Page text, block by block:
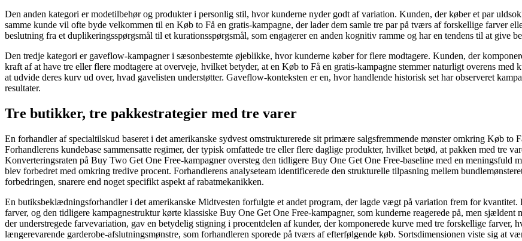
Den anden kategori er modetilbehør og produkter i personlig stil, hvor kunderne nyder godt af variation. Kunden, der køber et par
samme kunde vil ofte byde velkommen til en Køb to Få en gratis-kampagne, der lader dem samle tre par på tværs af forskellige farver
beslutning fra et duplikeringsspørgsmål til et kurationsspørgsmål, som engagerer en anden kognitiv ramme og har en tendens til at give
Den tredje kategori er gaveflow-kampagner i sæsonbestemte øjeblikke, hvor kunderne køber for flere modtagere. Kunden, der
kraft af at have tre eller flere modtagere at overveje, hvilket betyder, at en Køb to Få en gratis-kampagne stemmer naturligt overens
at udvide deres kurv ud over, hvad gavelisten understøtter. Gaveflow-konteksten er en, hvor handlende historisk set har observeret
resultater.
Tre butikker, tre pakkestrategier med tre varer
En forhandler af specialtilskud baseret i det amerikanske sydvest omstrukturerede sit primære salgsfremmende mønster omkring Køb
Forhandlerens kundebase sammensatte regimer, der typisk omfattede tre eller flere daglige produkter, hvilket betød, at pakken med tre
Konverteringsraten på Buy Two Get One Free-kampagner oversteg den tidligere Buy One Get One Free-baseline med en
blev forbedret med omkring tredive procent. Forhandlerens analyseteam identificerede den strukturelle tilpasning mellem
forbedringen, snarere end noget specifikt aspekt af rabatmekanikken.
En butiksbeklædningsforhandler i det amerikanske Midtvesten forfulgte et andet program, der lagde vægt på variation frem for
farver, og den tidligere kampagnestruktur kørte klassiske Buy One Get One Free-kampagner, som kunderne reagerede på, men
der understregede farvevariation, gav en betydelig stigning i procentdelen af ​​kunder, der komponerede kurve med tre forskellige farver,
længerevarende garderobe-afslutningsmønstre, som forhandleren sporede på tværs af efterfølgende køb. Sortsdimensionen viste sig at